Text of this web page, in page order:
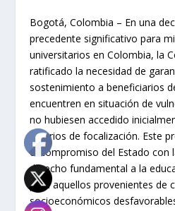
Bogotá, Colombia – En una
precedente significativo para
universitarios en Colombia, la
ratificado la necesidad de
sostenimiento a beneficiarios
encuentren en situación de
no hubiesen accedido
criterios de focalización. Este
el compromiso del Estado con
derecho fundamental a la
para aquellos provenientes de
socioeconómicos